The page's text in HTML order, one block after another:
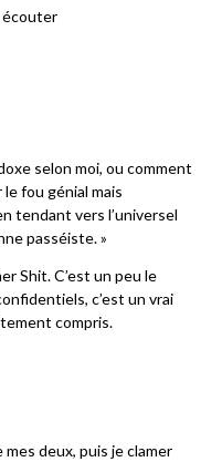
écouter
selon moi, ou comment
fou génial mais
tendant vers l’universel
passéiste. »
Shit. C’est un peu le
c’est un vrai
compris.
deux, puis je clamer